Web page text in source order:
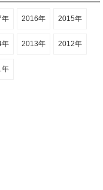
年 2016年 2015年
年 2013年 2012年
年